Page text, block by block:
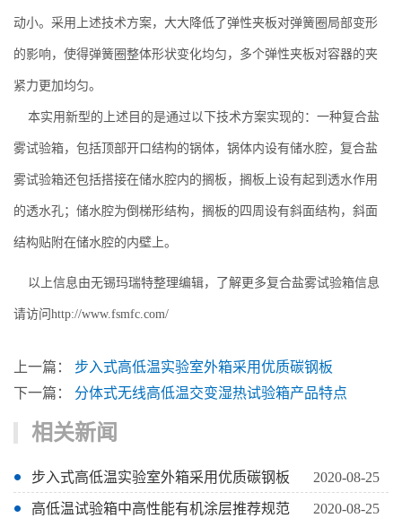
动小。采用上述技术方案，大大降低了弹性夹板对弹簧圈局部变形
的影响，使得弹簧圈整体形状变化均匀，多个弹性夹板对容器的夹
紧力更加均匀。
本实用新型的上述目的是通过以下技术方案实现的：一种复合盐
雾试验箱，包括顶部开口结构的锅体，锅体内设有储水腔，复合盐
雾试验箱还包括搭接在储水腔内的搁板，搁板上设有起到透水作用
的透水孔；储水腔为倒梯形结构，搁板的四周设有斜面结构，斜面
结构贴附在储水腔的内壁上。
以上信息由无锡玛瑞特整理编辑，了解更多复合盐雾试验箱信息
请访问http://www.fsmfc.com/
上一篇： 步入式高低温实验室外箱采用优质碳钢板
下一篇： 分体式无线高低温交变湿热试验箱产品特点
相关新闻
步入式高低温实验室外箱采用优质碳钢板 2020-08-25
高低温试验箱中高性能有机涂层推荐规范 2020-08-25